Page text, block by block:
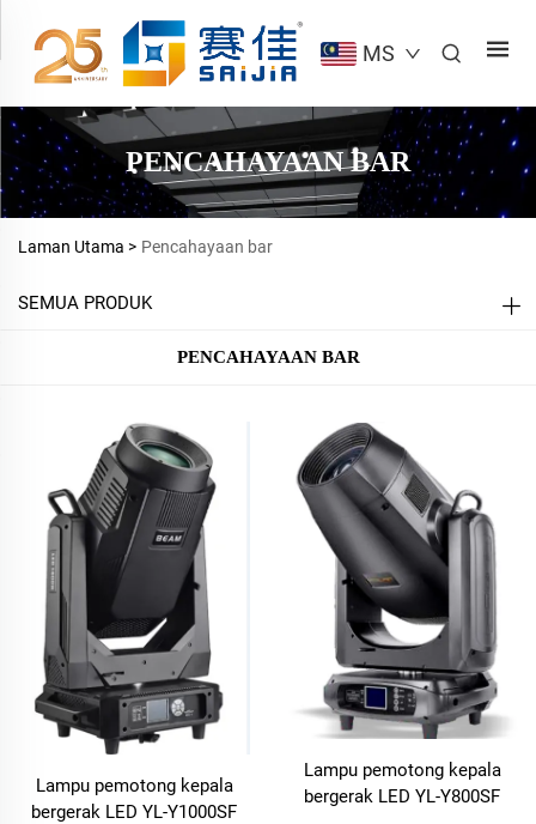
MS
PENCAHAYAAN BAR
Laman Utama > Pencahayaan bar
SEMUA PRODUK
PENCAHAYAAN BAR
Lampu pemotong kepala
bergerak LED YL-Y1000SF
Lampu pemotong kepala
bergerak LED YL-Y800SF